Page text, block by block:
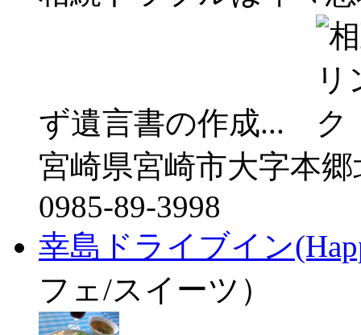
ず遺言書の作成...
宮崎県宮崎市大字本郷
0985-89-3998
幸島ドライブイン
フェ/スイーツ）